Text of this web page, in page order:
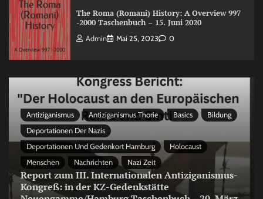
The Roma (Romani) History: A Overview 997
-2000 Taschenbuch – 15. Juni 2020
Admin Mai 25, 2023 0
Antiziganismus Antiziganismus Thorie Basics
Bildung
Deportationen Der Nazis
Deportationen Und Gedenkort Hamburg
Holocaust
Menschen
Nachrichten Nazi Zeit
Report zum III. Internationalen Antiziganismus-
Kongreß: in der KZ-Gedenkstätte